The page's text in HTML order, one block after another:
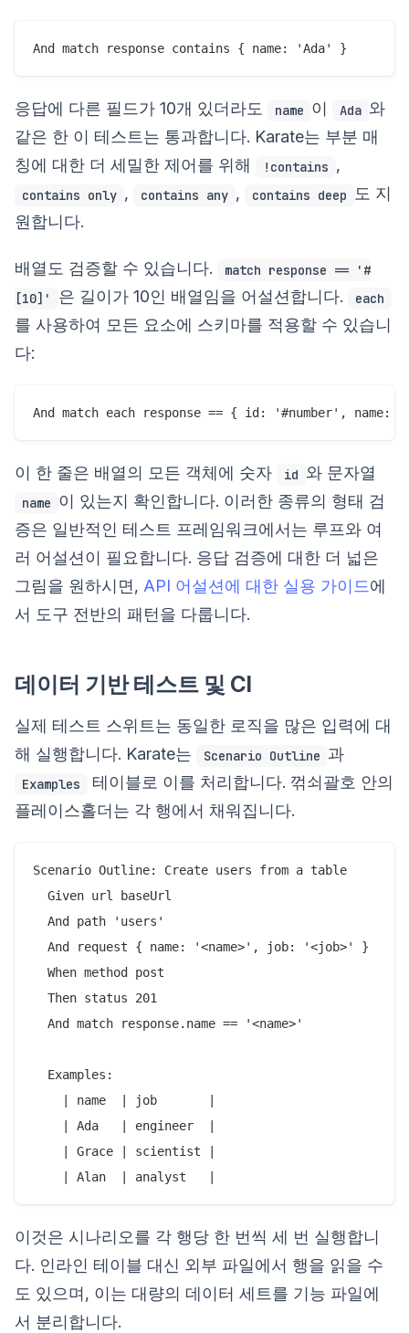
응답에 다른 필드가 10개 있더라도 name 이 Ada 와
같은 한 이 테스트는 통과합니다. Karate는 부분 매
칭에 대한 더 세밀한 제어를 위해
!contains ,
contains only , contains any , contains deep 도 지
원합니다.
배열도 검증할 수 있습니다.
match response == '#
[10]'
은 길이가 10인 배열임을 어설션합니다. each
를 사용하여 모든 요소에 스키마를 적용할 수 있습니
다:
이 한 줄은 배열의 모든 객체에 숫자 id 와 문자열
name 이 있는지 확인합니다. 이러한 종류의 형태 검
증은 일반적인 테스트 프레임워크에서는 루프와 여
러 어설션이 필요합니다. 응답 검증에 대한 더 넓은
그림을 원하시면, API 어설션에 대한 실용 가이드에
서 도구 전반의 패턴을 다룹니다.
데이터 기반 테스트 및 CI
실제 테스트 스위트는 동일한 로직을 많은 입력에 대
해 실행합니다. Karate는
Scenario Outline 과
Examples
테이블로 이를 처리합니다. 꺾쇠괄호 안의
플레이스홀더는 각 행에서 채워집니다.
Scenario Outline: Create users from a table
  Given url baseUrl
  And path 'users'
  And request { name: '<name>', job: '<job>' }
  When method post
  Then status 201
  And match response.name == '<name>'
  Examples:
    | name  | job       |
    | Ada   | engineer  |
    | Grace | scientist |
이것은 시나리오를 각 행당 한 번씩 세 번 실행합니
다. 인라인 테이블 대신 외부 파일에서 행을 읽을 수
도 있으며, 이는 대량의 데이터 세트를 기능 파일에
서 분리합니다.